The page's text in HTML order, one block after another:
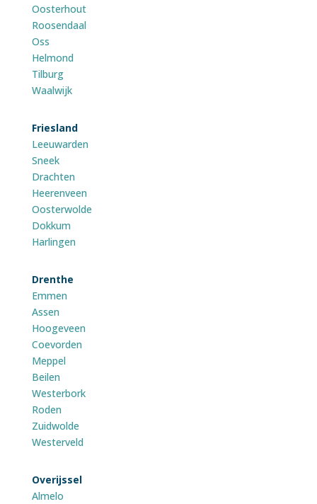
Oosterhout
Roosendaal
Oss
Helmond
Tilburg
Waalwijk
Friesland
Leeuwarden
Sneek
Drachten
Heerenveen
Oosterwolde
Dokkum
Harlingen
Drenthe
Emmen
Assen
Hoogeveen
Coevorden
Meppel
Beilen
Westerbork
Roden
Zuidwolde
Westerveld
Overijssel
Almelo